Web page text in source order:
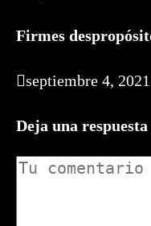
Firmes
septiembre 4, 2021
Deja una respuesta
Comentario